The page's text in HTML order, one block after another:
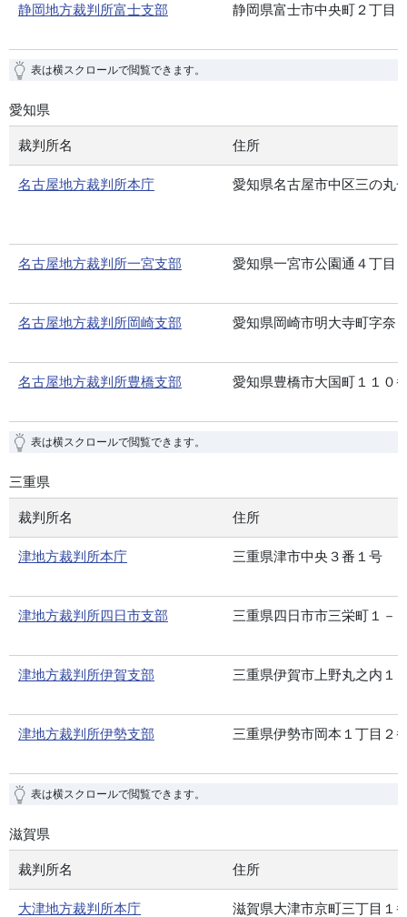
静岡地方裁判所富士支部 静岡県富士市中央町２丁目
表は横スクロールで閲覧できます。
愛知県
裁判所名 住所
名古屋地方裁判所本庁 愛知県名古屋市中区三の丸
名古屋地方裁判所一宮支部 愛知県一宮市公園通４丁目
名古屋地方裁判所岡崎支部 愛知県岡崎市明大寺町字奈
名古屋地方裁判所豊橋支部 愛知県豊橋市大国町１１０
表は横スクロールで閲覧できます。
三重県
裁判所名 住所
津地方裁判所本庁 三重県津市中央３番１号
津地方裁判所四日市支部 三重県四日市市三栄町１－
津地方裁判所伊賀支部 三重県伊賀市上野丸之内１
津地方裁判所伊勢支部 三重県伊勢市岡本１丁目２
表は横スクロールで閲覧できます。
滋賀県
裁判所名 住所
大津地方裁判所本庁 滋賀県大津市京町三丁目１